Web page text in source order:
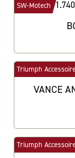
SW-Motech
Triumph
VANCE
Triumph